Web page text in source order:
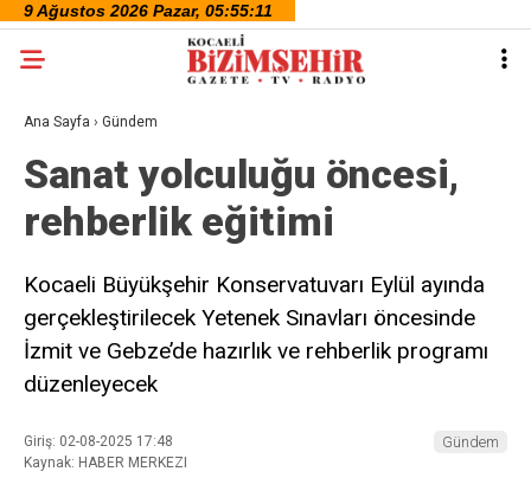
Ana Sayfa › Gündem
Sanat yolculuğu öncesi,
rehberlik eğitimi
Kocaeli Büyükşehir Konservatuvarı Eylül ayında
gerçekleştirilecek Yetenek Sınavları öncesinde
İzmit ve Gebze’de hazırlık ve rehberlik programı
düzenleyecek
Giriş: 02-08-2025 17:48
Kaynak: HABER MERKEZI
Gündem